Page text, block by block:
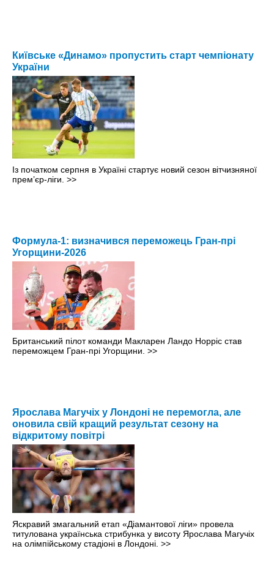
Київське «Динамо» пропустить старт чемпіонату
України
Із початком серпня в Україні стартує новий сезон вітчизняної
прем’єр-ліги. >>
Формула-1: визначився переможець Гран-прі
Угорщини-2026
Британський пілот команди Макларен Ландо Норріс став
переможцем Гран-прі Угорщини. >>
Ярослава Магучіх у Лондоні не перемогла, але
оновила свій кращий результат сезону на
відкритому повітрі
Яскравий змагальний етап «Діамантової ліги» провела
титулована українська стрибунка у висоту Ярослава Магучіх
на олімпійському стадіоні в Лондоні. >>